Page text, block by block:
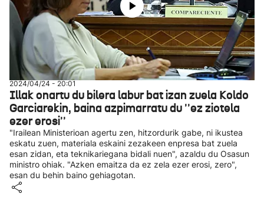
2024/04/24 - 20:01
Illak onartu du bilera labur bat izan zuela Koldo
Garciarekin, baina azpimarratu du ''ez ziotela
ezer erosi''
"Irailean Ministerioan agertu zen, hitzordurik gabe, ni ikustea
eskatu zuen, materiala eskaini zezakeen enpresa bat zuela
esan zidan, eta teknikariegana bidali nuen", azaldu du Osasun
ministro ohiak. "Azken emaitza da ez zela ezer erosi, zero",
esan du behin baino gehiagotan.